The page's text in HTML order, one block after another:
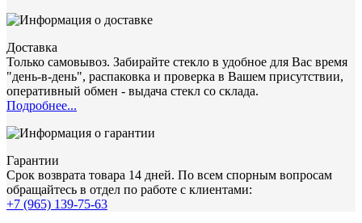
Доставка
Только самовывоз. Забирайте стекло в удобное для Вас время
"день-в-день", распаковка и проверка в Вашем присутствии,
оперативный обмен - выдача стекл со склада.
Подробнее...
Гарантии
Срок возврата товара 14 дней. По всем спорным вопросам
обращайтесь в отдел по работе с клиентами:
+7 (965) 139-75-63